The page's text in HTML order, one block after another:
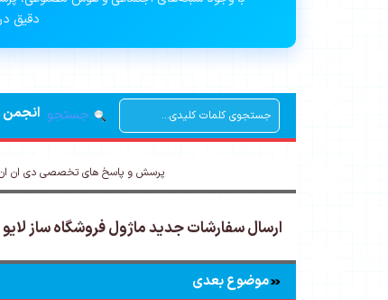
دقیق
انجمن جستجو
پرسش و پاسخ های تخصصی دی ان
ارسال سفارشات جدید ماژول فروشگاه ساز لایو
موضوع بعدی